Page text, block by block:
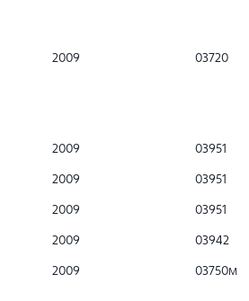
2009 03720
2009 03951
2009 03951
2009 03951
2009 03942
2009 03750м